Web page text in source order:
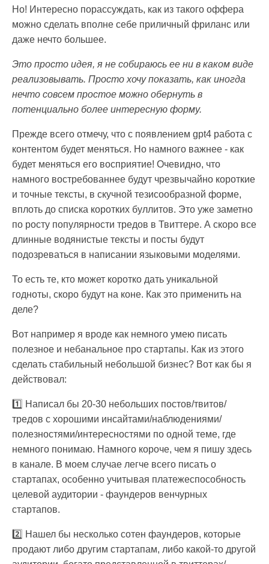
Но! Интересно порассуждать, как из такого оффера
можно сделать вполне себе приличный фриланс или
даже нечто большее.
Это просто идея, я не собираюсь ее ни в каком виде
реализовывать. Просто хочу показать, как иногда
нечто совсем простое можно обернуть в
потенциально более интересную форму.
Прежде всего отмечу, что с появлением gpt4 работа с
контентом будет меняться. Но намного важнее - как
будет меняться его восприятие! Очевидно, что
намного востребованнее будут чрезвычайно короткие
и точные тексты, в скучной тезисообразной форме,
вплоть до списка коротких буллитов. Это уже заметно
по росту популярности тредов в Твиттере. А скоро все
длинные водянистые тексты и посты будут
подозреваться в написании языковыми моделями.
То есть те, кто может коротко дать уникальной
годноты, скоро будут на коне. Как это применить на
деле?
Вот например я вроде как немного умею писать
полезное и небанальное про стартапы. Как из этого
сделать стабильный небольшой бизнес? Вот как бы я
действовал:
1️⃣ Написал бы 20-30 небольших постов/твитов/
тредов с хорошими инсайтами/наблюдениями/
полезностями/интересностями по одной теме, где
немного понимаю. Намного короче, чем я пишу здесь
в канале. В моем случае легче всего писать о
стартапах, особенно учитывая платежеспособность
целевой аудитории - фаундеров венчурных
стартапов.
2️⃣ Нашел бы несколько сотен фаундеров, которые
продают либо другим стартапам, либо какой-то другой